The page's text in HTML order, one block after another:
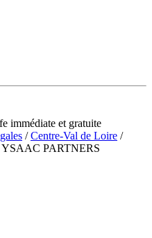
immédiate et gratuite
/Centre-Val de Loire /
YSAAC PARTNERS